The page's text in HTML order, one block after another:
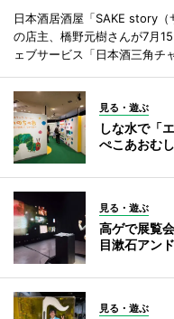
日本酒居酒屋「SAKE story（
の店主、橋野元樹さんが7月
ェブサービス「日本酒三角チ
見る・遊ぶ
しな水で「
ぺこあおむ
見る・遊ぶ
高ゲで展覧
目漱石アン
見る・遊ぶ